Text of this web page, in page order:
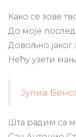
Како се зове
До моје
Довољно јаког
Нећу узети
Јулиа
Шта радим са